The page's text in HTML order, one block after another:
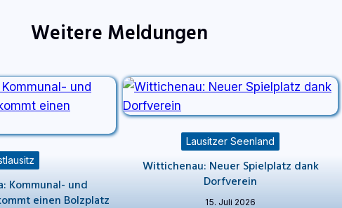
Weitere Meldungen
Kommunal- und
einen Bolzplatz
Lausitzer Seenland
Wittichenau: Neuer Spielplatz dank
Dorfverein
15. Juli 2026